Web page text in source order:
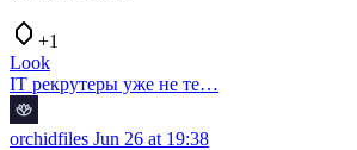
+1
Look
IT рекрутеры уже не те…
orchidfiles Jun 26 at 19:38